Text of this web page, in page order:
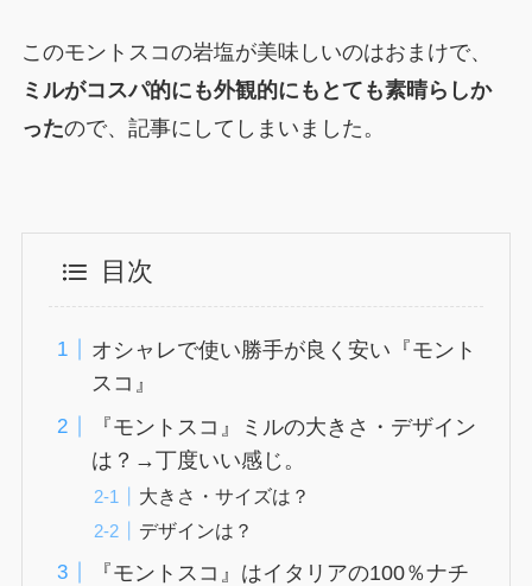
このモントスコの岩塩が美味しいのはおまけで、
ミルがコスパ的にも外観的にもとても素晴らしか
ったので、記事にしてしまいました。
目次
オシャレで使い勝手が良く安い『モント
スコ』
『モントスコ』ミルの大きさ・デザイン
は？→丁度いい感じ。
大きさ・サイズは？
デザインは？
『モントスコ』はイタリアの100％ナチ